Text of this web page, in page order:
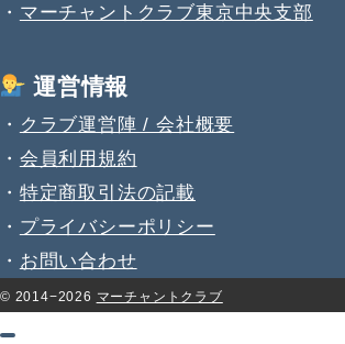
・ マーチャントクラブ東京中央支部
運営情報
・ クラブ運営陣 / 会社概要
・ 会員利用規約
・ 特定商取引法の記載
・ プライバシーポリシー
・ お問い合わせ
© 2014−2026 マーチャントクラブ